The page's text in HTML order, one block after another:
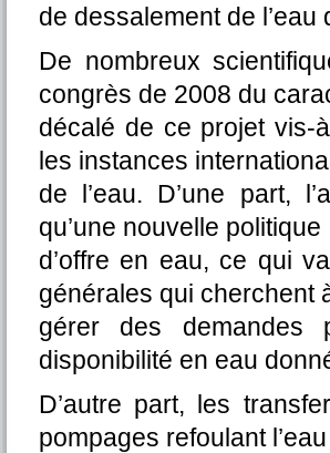
de dessalement de l’eau
De nombreux
congrès de 2008 du
décalé de ce projet vis-
les instances
de l’eau. D’une part,
qu’une nouvelle politique
d’offre en eau, ce qui
générales qui cherchent
gérer des demandes
disponibilité en eau
D’autre part, les
pompages refoulant